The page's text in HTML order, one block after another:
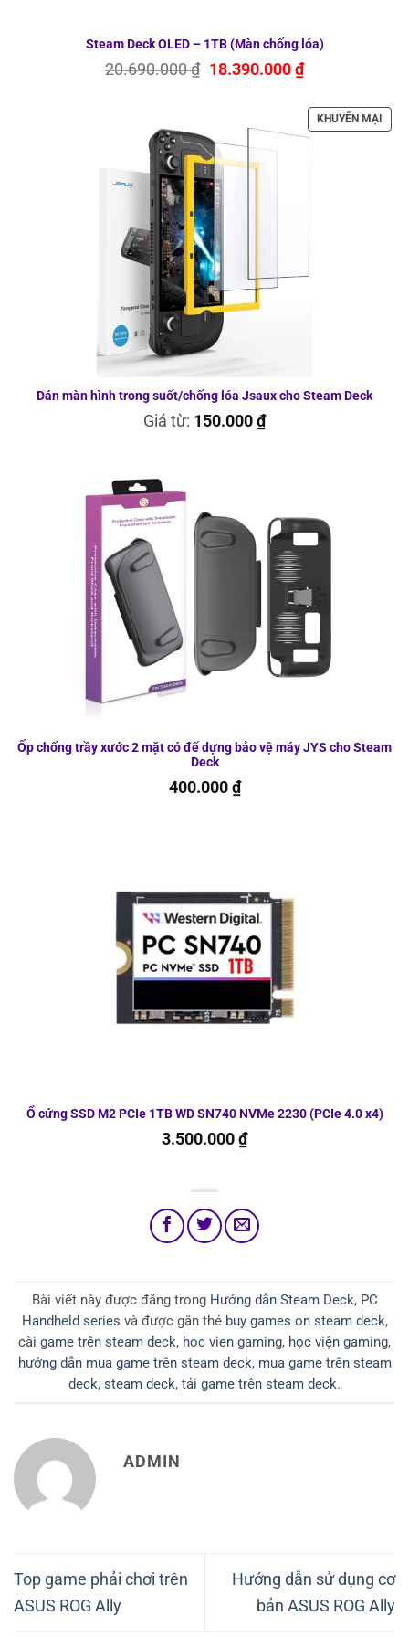
Steam Deck OLED – 1TB (Màn chống lóa)
20.690.000₫ Giá
18.390.000 ₫Giá
hiện
là:
18.390.000 ₫.
Dán màn hình trong suốt/chống lóa Jsaux cho Steam Deck
KHUYẾN MẠI
Giá từ: 150.000 ₫
Ốp chống trầy xước 2 mặt có đế dựng bảo vệ máy JYS cho Steam
Deck
400.000 ₫
Ổ cứng SSD M2 PCIe 1TB WD SN740 NVMe 2230 (PCIe 4.0 x4)
3.500.000 ₫
Bài viết này được đăng trong Hướng dẫn Steam Deck, PC
Handheld series và được gắn thẻ buy games on steam deck,
cài game trên steam deck, hoc vien gaming, học viện gaming,
hướng dẫn mua game trên steam deck, mua game trên steam
deck, steam deck, tải game trên steam deck.
ADMIN
Top game phải chơi trên
ASUS ROG Ally
Hướng dẫn sử dụng cơ
bản ASUS ROG Ally